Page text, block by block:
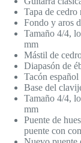
Tapa de cedro
Fondo y aros
Tamaño 4/4,
mm
Mástil de
Diapasón de
Tacón
Base del
Tamaño 4/4,
mm
Puente de
puente con